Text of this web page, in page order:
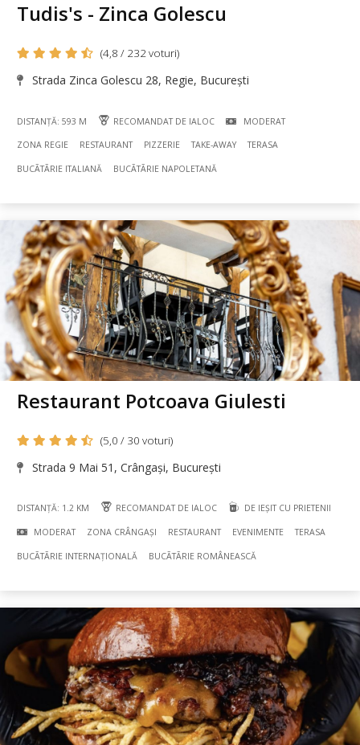
Tudis's - Zinca Golescu
(4,8 / 232 voturi)
Strada Zinca Golescu 28, Regie, București
DISTANȚĂ: 593 M RECOMANDAT DE IALOC MODERAT
ZONA REGIE RESTAURANT PIZZERIE TAKE-AWAY TERASA
BUCÃTÃRIE ITALIANĂ BUCÃTÃRIE NAPOLETANĂ
Restaurant Potcoava Giulesti
(5,0 / 30 voturi)
Strada 9 Mai 51, Crângași, București
DISTANȚĂ: 1.2 KM RECOMANDAT DE IALOC DE IEȘIT CU PRIETENII
MODERAT ZONA CRÂNGAȘI RESTAURANT EVENIMENTE TERASA
BUCÃTÃRIE INTERNAȚIONALĂ BUCÃTÃRIE ROMÂNEASCĂ